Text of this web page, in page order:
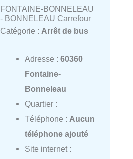
FONTAINE-BONNELEAU
- BONNELEAU Carrefour
Catégorie : Arrêt de bus
Adresse : 60360
Fontaine-
Bonneleau
Quartier :
Téléphone : Aucun
téléphone ajouté
Site internet :